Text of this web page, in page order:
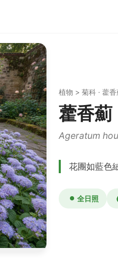
植物 > 菊科 · 藿
藿香薊
Ageratum
花團如藍色
全日照